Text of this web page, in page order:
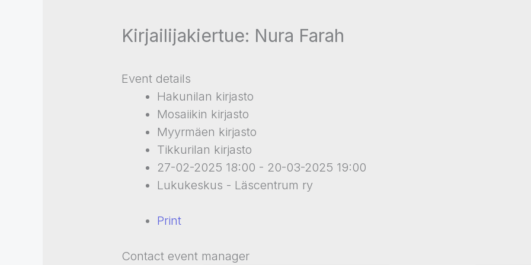
Kirjailijakiertue: Nura Farah
Event details
Hakunilan kirjasto
Mosaiikin kirjasto
Myyrmäen kirjasto
Tikkurilan kirjasto
27-02-2025 18:00 - 20-03-2025 19:00
Lukukeskus - Läscentrum ry
Print
Contact event manager